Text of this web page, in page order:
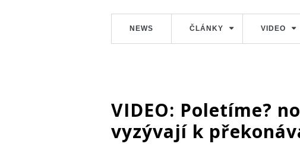
NEWS ČLÁNKY VIDEO
VIDEO: Poletíme?
vyzývají k